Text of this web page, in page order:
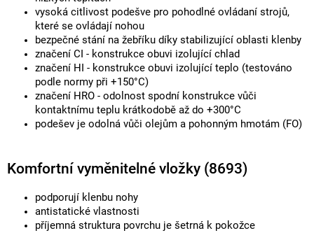
vysoká citlivost podešve pro pohodlné ovládaní strojů,
které se ovládají nohou
bezpečné stání na žebříku díky stabilizující oblasti klenby
značení CI - konstrukce obuvi izolující chlad
značení HI - konstrukce obuvi izolující teplo (testováno
podle normy při +150°C)
značení HRO - odolnost spodní konstrukce vůči
kontaktnímu teplu krátkodobě až do +300°C
podešev je odolná vůči olejům a pohonným hmotám (FO)
Komfortní vyměnitelné vložky (8693)
podporují klenbu nohy
antistatické vlastnosti
příjemná struktura povrchu je šetrná k pokožce